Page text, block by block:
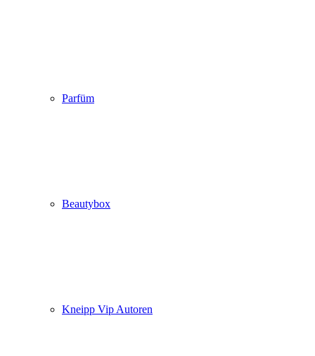
Parfüm
Beautybox
Kneipp Vip Autoren